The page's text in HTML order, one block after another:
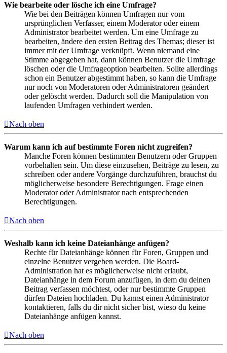
Wie bearbeite oder lösche ich eine Umfrage?
Wie bei den Beiträgen können Umfragen nur vom
ursprünglichen Verfasser, einem Moderator oder einem
Administrator bearbeitet werden. Um eine Umfrage zu
bearbeiten, ändere den ersten Beitrag des Themas; dieser ist
immer mit der Umfrage verknüpft. Wenn niemand eine
Stimme abgegeben hat, dann können Benutzer die Umfrage
löschen oder die Umfrageoption bearbeiten. Sollte allerdings
schon ein Benutzer abgestimmt haben, so kann die Umfrage
nur noch von Moderatoren oder Administratoren geändert
oder gelöscht werden. Dadurch soll die Manipulation von
laufenden Umfragen verhindert werden.
Nach oben
Warum kann ich auf bestimmte Foren nicht zugreifen?
Manche Foren können bestimmten Benutzern oder Gruppen
vorbehalten sein. Um diese einzusehen, Beiträge zu lesen, zu
schreiben oder andere Vorgänge durchzuführen, brauchst du
möglicherweise besondere Berechtigungen. Frage einen
Moderator oder Administrator nach entsprechenden
Berechtigungen.
Nach oben
Weshalb kann ich keine Dateianhänge anfügen?
Rechte für Dateianhänge können für Foren, Gruppen und
einzelne Benutzer vergeben werden. Die Board-
Administration hat es möglicherweise nicht erlaubt,
Dateianhänge in dem Forum anzufügen, in dem du deinen
Beitrag verfassen möchtest, oder nur bestimmte Gruppen
dürfen Dateien hochladen. Du kannst einen Administrator
kontaktieren, falls du dir nicht sicher bist, wieso du keine
Dateianhänge anfügen kannst.
Nach oben